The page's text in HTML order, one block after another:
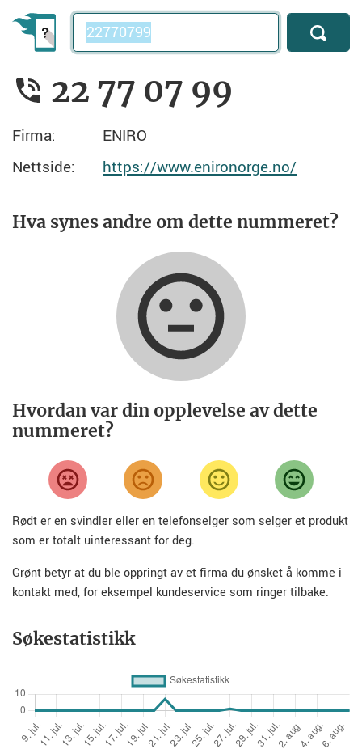
Telefonnummer
22 77 07 99
Firma:
ENIRO
Nettside:
https://www.enironorge.no/
Hva synes andre om dette nummeret?
Hvordan var din opplevelse av dette
nummeret?
Rødt er en svindler eller en telefonselger som selger et produkt
som er totalt uinteressant for deg.
Grønt betyr at du ble oppringt av et firma du ønsket å komme i
kontakt med, for eksempel kundeservice som ringer tilbake.
Søkestatistikk